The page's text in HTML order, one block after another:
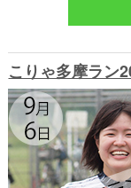
こりゃ多摩ラン